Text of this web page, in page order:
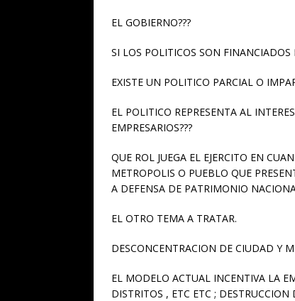
EL GOBIERNO???
SI LOS POLITICOS SON FINANCIADOS
EXISTE UN POLITICO PARCIAL O
EL POLITICO REPRESENTA AL
EMPRESARIOS???
QUE ROL JUEGA EL EJERCITO EN
METROPOLIS O PUEBLO QUE
A DEFENSA DE PATRIMONIO
EL OTRO TEMA A TRATAR.
DESCONCENTRACION DE CIUDAD Y
EL MODELO ACTUAL INCENTIVA LA
DISTRITOS , ETC ETC ;